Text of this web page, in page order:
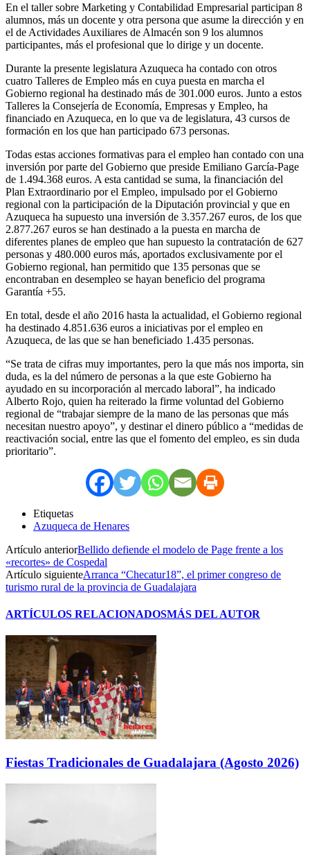
En el taller sobre Marketing y Contabilidad Empresarial participan 8
alumnos, más un docente y otra persona que asume la dirección y en
el de Actividades Auxiliares de Almacén son 9 los alumnos
participantes, más el profesional que lo dirige y un docente.
Durante la presente legislatura Azuqueca ha contado con otros
cuatro Talleres de Empleo más en cuya puesta en marcha el
Gobierno regional ha destinado más de 301.000 euros. Junto a estos
Talleres la Consejería de Economía, Empresas y Empleo, ha
financiado en Azuqueca, en lo que va de legislatura, 43 cursos de
formación en los que han participado 673 personas.
Todas estas acciones formativas para el empleo han contado con una
inversión por parte del Gobierno que preside Emiliano García-Page
de 1.494.368 euros. A esta cantidad se suma, la financiación del
Plan Extraordinario por el Empleo, impulsado por el Gobierno
regional con la participación de la Diputación provincial y que en
Azuqueca ha supuesto una inversión de 3.357.267 euros, de los que
2.877.267 euros se han destinado a la puesta en marcha de
diferentes planes de empleo que han supuesto la contratación de 627
personas y 480.000 euros más, aportados exclusivamente por el
Gobierno regional, han permitido que 135 personas que se
encontraban en desempleo se hayan beneficio del programa
Garantía +55.
En total, desde el año 2016 hasta la actualidad, el Gobierno regional
ha destinado 4.851.636 euros a iniciativas por el empleo en
Azuqueca, de las que se han beneficiado 1.435 personas.
“Se trata de cifras muy importantes, pero la que más nos importa, sin
duda, es la del número de personas a la que este Gobierno ha
ayudado en su incorporación al mercado laboral”, ha indicado
Alberto Rojo, quien ha reiterado la firme voluntad del Gobierno
regional de “trabajar siempre de la mano de las personas que más
necesitan nuestro apoyo”, y destinar el dinero público a “medidas de
reactivación social, entre las que el fomento del empleo, es sin duda
prioritario”.
Etiquetas
Azuqueca de Henares
Artículo anteriorBellido defiende el modelo de Page frente a los
«recortes» de Cospedal
Artículo siguienteArranca “Checatur18”, el primer congreso de
turismo rural de la provincia de Guadalajara
ARTÍCULOS RELACIONADOSMÁS DEL AUTOR
Fiestas Tradicionales de Guadalajara (Agosto 2026)